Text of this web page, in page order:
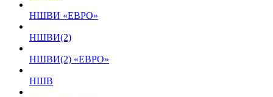
НШВИ «ЕВРО»
НШВИ(2)
НШВИ(2) «ЕВРО»
НШВ